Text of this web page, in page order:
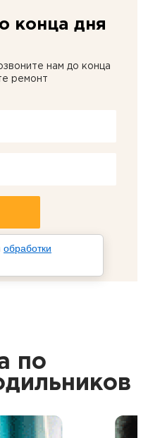
конца дня
нам до конца
ремонт
по
обработки